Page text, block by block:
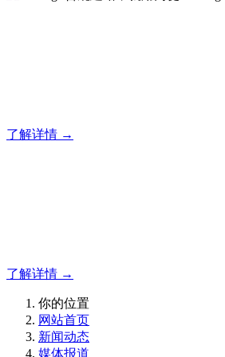
了解详情 →
了解详情 →
你的位置
网站首页
新闻动态
媒体报道